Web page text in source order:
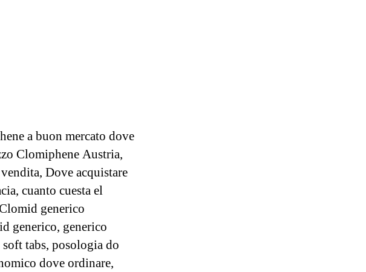
a buon mercato dove
Clomiphene Austria,
Dove acquistare
cuanto cuesta el
generico
generico, generico
tabs, posologia do
dove ordinare,